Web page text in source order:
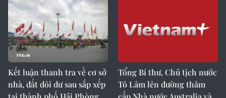
Kết luận thanh tra về cơ sở
nhà, đất dôi dư sau sắp xếp
Tổng Bí thư, Chủ tịch nước
Tô Lâm lên đường thăm